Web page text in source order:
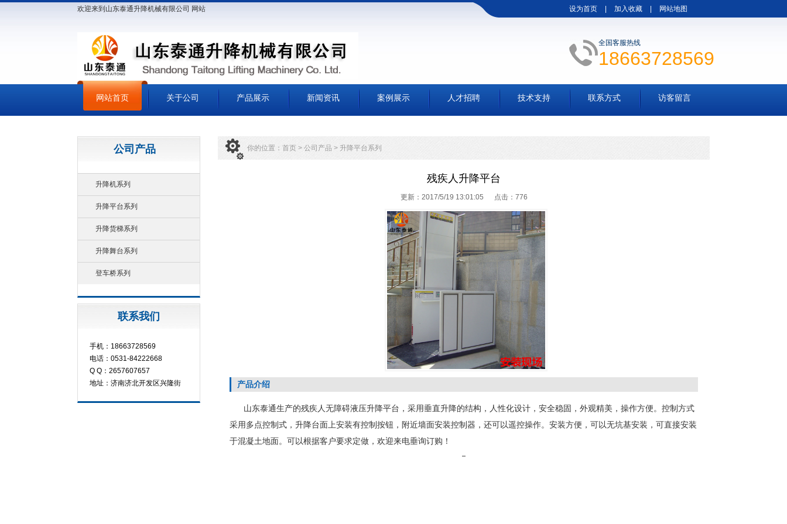
欢迎来到山东泰通升降机械有限公司 网站 设为首页 加入收藏 网站地图
全国客服热线
18663728569
网站首页 关于公司 产品展示 新闻资讯 案例展示 人才招聘 技术支持 联系方式 访客留言
公司产品
升降机系列
升降平台系列
升降货梯系列
升降舞台系列
登车桥系列
联系我们
手机：18663728569
电话：0531-84222668
Q Q：2657607657
地址：济南济北开发区兴隆街
你的位置： 首页 > 公司产品 > 升降平台系列
残疾人升降平台
更新：2017/5/19 13:01:05 点击： 776
产品介绍
山东泰通生产的残疾人无障碍液压升降平台，采用垂直升降的结构，人性化设计，安全稳固，外观精美，操作方便。控制方式
采用多点控制式，升降台面上安装有控制按钮，附近墙面安装控制器，还可以遥控操作。安装方便，可以无坑基安装，可直接安装
于混凝土地面。可以根据客户要求定做，欢迎来电垂询订购！